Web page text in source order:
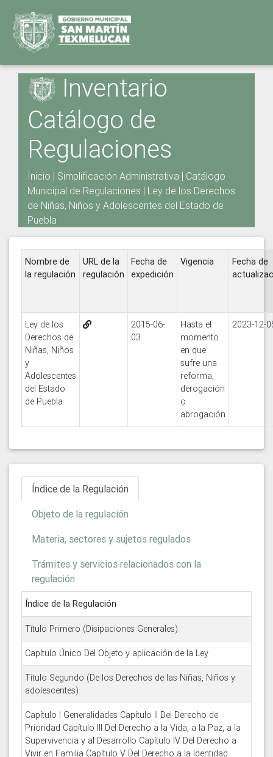
Inventario
Catálogo de
Regulaciones
Inicio | Simplificación Administrativa | Catálogo
Municipal de Regulaciones | Ley de los Derechos
de Niñas, Niños y Adolescentes del Estado de
Puebla
Nombre de
la regulación
URL de la
regulación
Fecha de
expedición
Vigencia
Fecha de
Ley de los
Derechos de
Niñas, Niños
y
Adolescentes
del Estado
de Puebla
2015-06-
03
Hasta el
momento
en que
sufre una
reforma,
derogación
o
abrogación
2023-12-
Índice de la Regulación
Objeto de la regulación
Materia, sectores y sujetos regulados
Trámites y servicios relacionados con la
regulación
Índice de la Regulación
Título Primero (Disipaciones Generales)
Capítulo Único Del Objeto y aplicación de la Ley
Título Segundo (De los Derechos de las Niñas, Niños y
adolescentes)
Capítulo I Generalidades Capítulo II Del Derecho de
Prioridad Capítulo III Del Derecho a la Vida, a la Paz, a la
Supervivencia y al Desarrollo Capítulo IV Del Derecho a
Vivir en Familia Capítulo V Del Derecho a la Identidad